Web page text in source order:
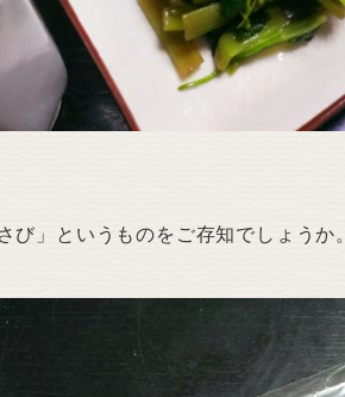
び」というものをご存知でしょうか。